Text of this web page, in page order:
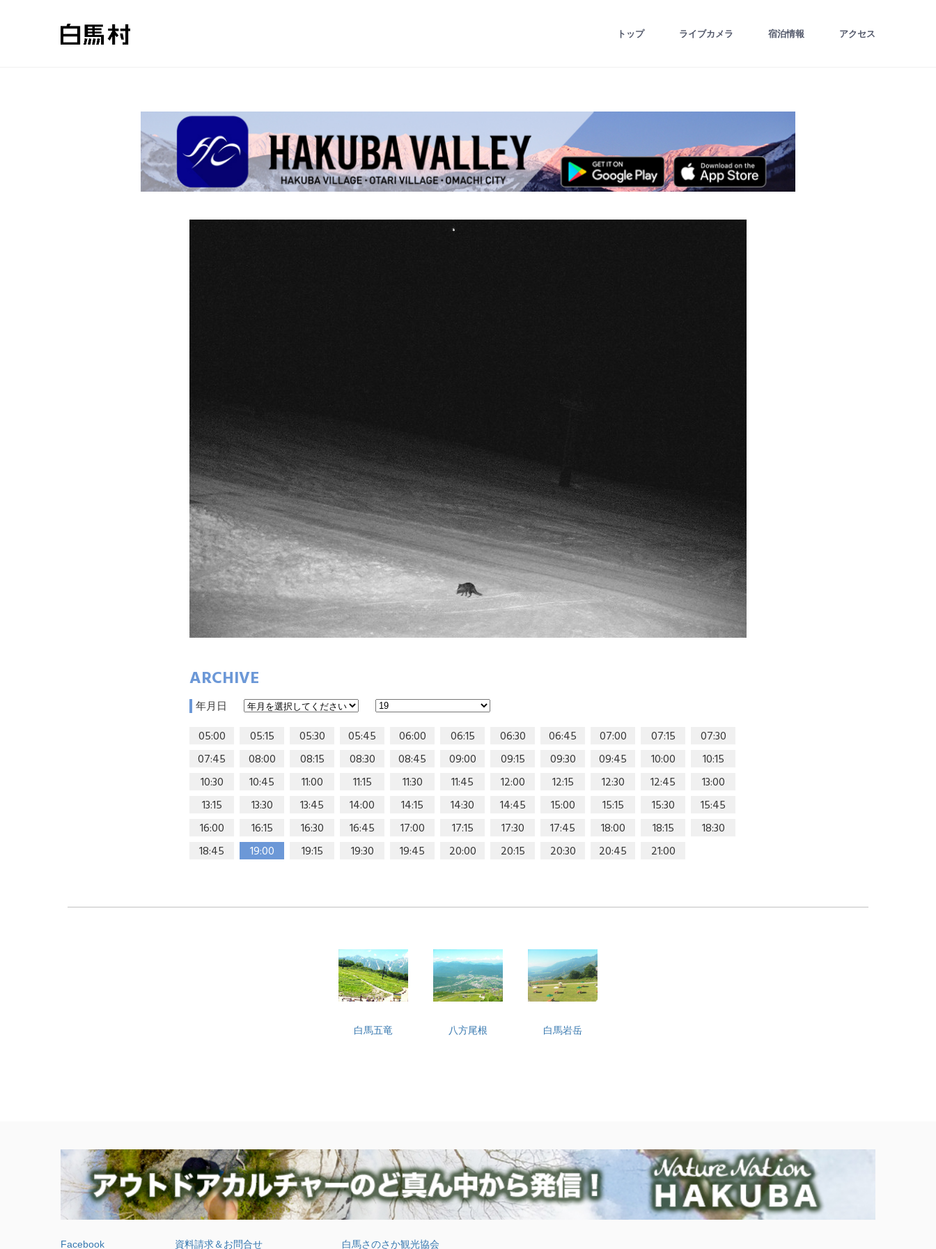
トップ ライブカメラ 宿泊情報 アクセス
ARCHIVE
年月日
05:00 05:15 05:30 05:45 06:00 06:15 06:30 06:45 07:00 07:15
07:30
07:45
08:00 08:15 08:30 08:45 09:00 09:15 09:30 09:45 10:00
10:15
10:30
10:45 11:00 11:15 11:30 11:45 12:00 12:15 12:30 12:45
13:00
13:15
13:30 13:45 14:00 14:15 14:30 14:45 15:00 15:15 15:30
15:45
16:00
16:15 16:30 16:45 17:00 17:15 17:30 17:45 18:00 18:15
18:30
18:45
19:00 19:15 19:30 19:45 20:00 20:15 20:30 20:45 21:00
白馬五竜 八方尾根 白馬岩岳